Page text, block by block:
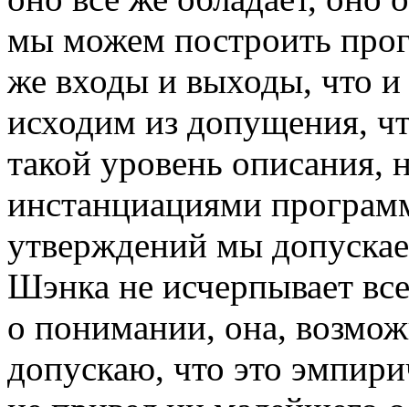
мы можем построить
же входы и выходы, что и
исходим из допущения,
такой уровень описания,
инстанциациями
утверждений мы
Шэнка не исчерпывает
о по­нимании, она,
допускаю, что это